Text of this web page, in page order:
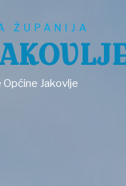
ŽUPANIJA
Jakovlje